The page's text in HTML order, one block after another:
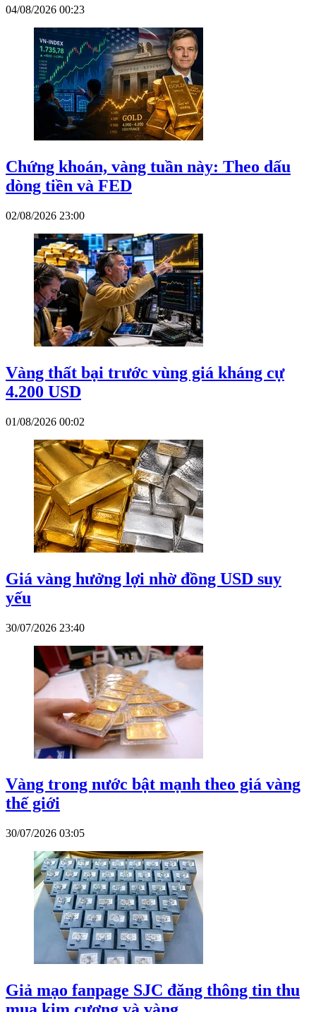
04/08/2026 00:23
Chứng khoán, vàng tuần này: Theo dấu
dòng tiền và FED
02/08/2026 23:00
Vàng thất bại trước vùng giá kháng cự
4.200 USD
01/08/2026 00:02
Giá vàng hưởng lợi nhờ đồng USD suy
yếu
30/07/2026 23:40
Vàng trong nước bật mạnh theo giá vàng
thế giới
30/07/2026 03:05
Giả mạo fanpage SJC đăng thông tin thu